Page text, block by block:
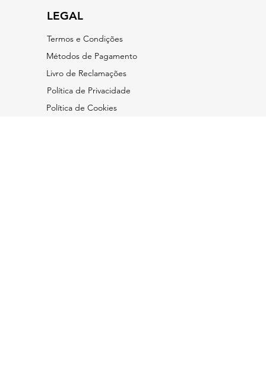
LEGAL
Termos e Condições
​Métodos de Pagamento
Livro de Reclamações
Política de Privacidade
Política de Cookies